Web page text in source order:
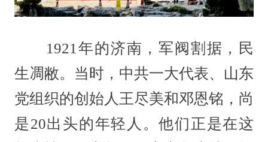
1921年的济南，军阀割据，民
生凋敝。当时，中共一大代表、山东
党组织的创始人王尽美和邓恩铭，尚
是20出头的年轻人。他们正是在这